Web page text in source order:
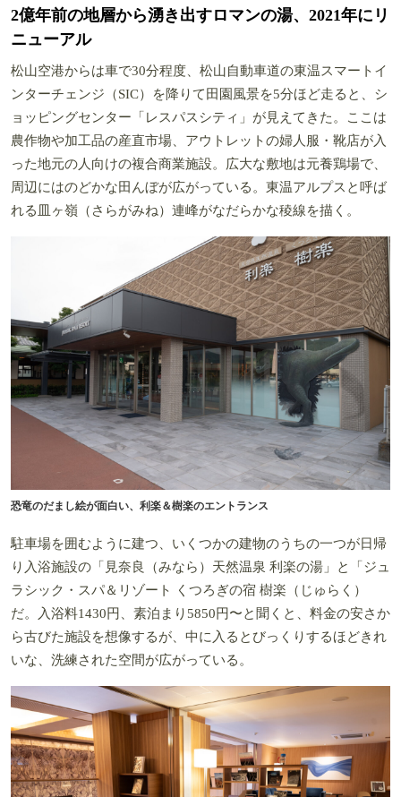
2億年前の地層から湧き出すロマンの湯、2021年にリ
ニューアル
松山空港からは車で30分程度、松山自動車道の東温スマートイ
ンターチェンジ（SIC）を降りて田園風景を5分ほど走ると、シ
ョッピングセンター「レスパスシティ」が見えてきた。ここは
農作物や加工品の産直市場、アウトレットの婦人服・靴店が入
った地元の人向けの複合商業施設。広大な敷地は元養鶏場で、
周辺にはのどかな田んぼが広がっている。東温アルプスと呼ば
れる皿ヶ嶺（さらがみね）連峰がなだらかな稜線を描く。
恐竜のだまし絵が面白い、利楽＆樹楽のエントランス
駐車場を囲むように建つ、いくつかの建物のうちの一つが日帰
り入浴施設の「見奈良（みなら）天然温泉 利楽の湯」と「ジュ
ラシック・スパ＆リゾート くつろぎの宿 樹楽（じゅらく）
だ。入浴料1430円、素泊まり5850円〜と聞くと、料金の安さか
ら古びた施設を想像するが、中に入るとびっくりするほどきれ
いな、洗練された空間が広がっている。